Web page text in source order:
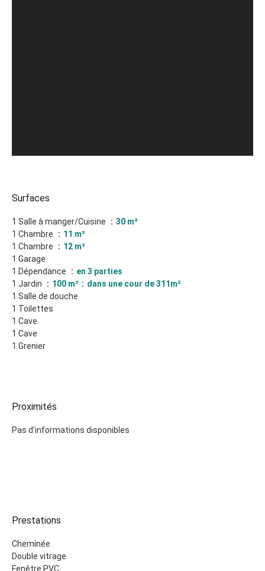
Surfaces
1 Salle à manger/Cuisine
30 m²
1 Chambre
11 m²
1 Chambre
12 m²
1 Garage
1 Dépendance
en 3 parties
1 Jardin
100 m²
dans une cour de 311m²
1 Salle de douche
1 Toilettes
1 Cave
1 Cave
1 Grenier
Proximités
Pas d'informations disponibles
Prestations
Cheminée
Double vitrage
Fenêtre PVC